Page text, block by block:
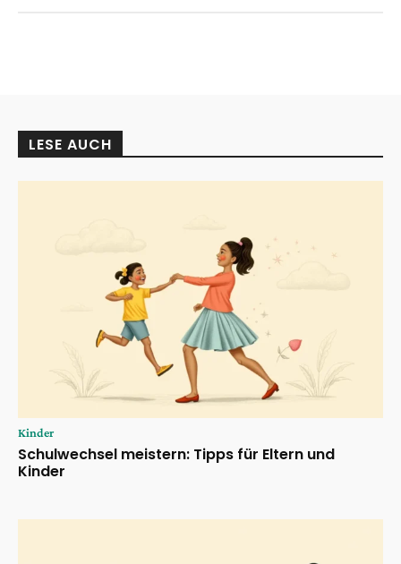
LESE AUCH
Kinder
Schulwechsel meistern: Tipps für Eltern und
Kinder